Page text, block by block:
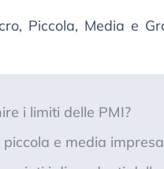
Piccola, Media e
i limiti delle PMI?
e media